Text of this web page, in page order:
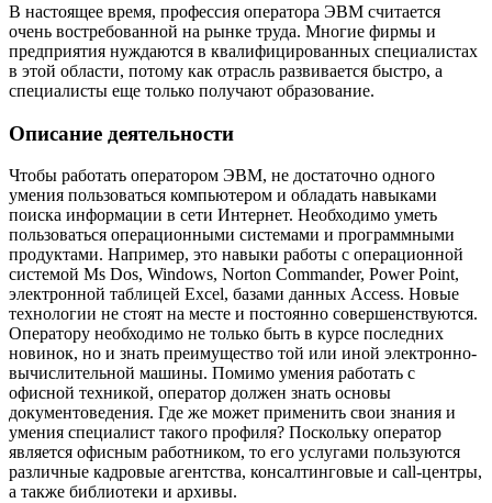
В настоящее время, профессия оператора ЭВМ считается
очень востребованной на рынке труда. Многие фирмы и
предприятия нуждаются в квалифицированных специалистах
в этой области, потому как отрасль развивается быстро, а
специалисты еще только получают образование.
Описание деятельности
Чтобы работать оператором ЭВМ, не достаточно одного
умения пользоваться компьютером и обладать навыками
поиска информации в сети Интернет. Необходимо уметь
пользоваться операционными системами и программными
продуктами. Например, это навыки работы с операционной
системой Ms Dos, Windows, Norton Commander, Power Point,
электронной таблицей Excel, базами данных Access. Новые
технологии не стоят на месте и постоянно совершенствуются.
Оператору необходимо не только быть в курсе последних
новинок, но и знать преимущество той или иной электронно-
вычислительной машины. Помимо умения работать с
офисной техникой, оператор должен знать основы
документоведения. Где же может применить свои знания и
умения специалист такого профиля? Поскольку оператор
является офисным работником, то его услугами пользуются
различные кадровые агентства, консалтинговые и call-центры,
а также библиотеки и архивы.